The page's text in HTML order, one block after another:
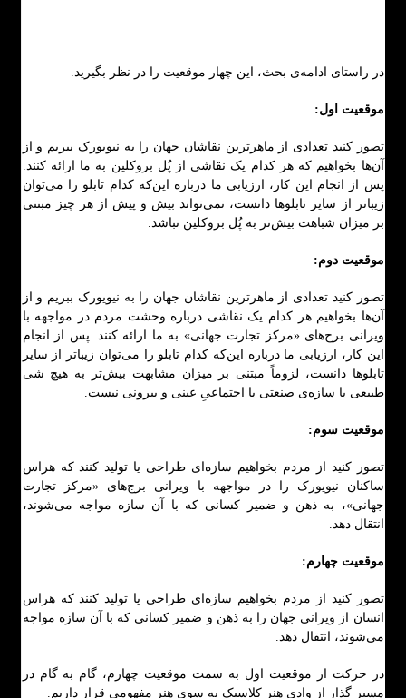
در راستای ادامه‌ی بحث، این چهار موقعیت را در نظر بگیرید.
موقعیت اول:
تصور کنید تعدادی از ماهرترین نقاشان جهان را به نیویورک ببریم و از
آن‌ها بخواهیم که هر کدام یک نقاشی از پُل بروکلین به ما ارائه کنند.
پس از انجام این کار، ارزیابی ما درباره این‌که کدام تابلو را می‌توان
زیباتر از سایر تابلوها دانست، نمی‌تواند بیش و پیش از هر چیز مبتنی
بر میزان شباهت بیش‌تر به پُل بروکلین نباشد.
موقعیت دوم:
تصور کنید تعدادی از ماهرترین نقاشان جهان را به نیویورک ببریم و از
آن‌ها بخواهیم هر کدام یک نقاشی درباره وحشت مردم در مواجهه با
ویرانی برج‌های «مرکز تجارت جهانی» به ما ارائه کنند. پس از انجام
این کار، ارزیابی ما درباره این‌که کدام تابلو را می‌توان زیباتر از سایر
تابلوها دانست، لزوماً مبتنی بر میزان مشابهت بیش‌تر به هیچ شی
طبیعی یا سازه‌ی صنعتی یا اجتماعیِ عینی و بیرونی نیست.
موقعیت سوم:
تصور کنید از مردم بخواهیم سازه‌ای طراحی یا تولید کنند که هراس
ساکنان نیویورک را در مواجهه با ویرانی برج‌های «مرکز تجارت
جهانی»، به ذهن و ضمیر کسانی که با آن سازه مواجه می‌شوند،
انتقال دهد.
موقعیت چهارم:
تصور کنید از مردم بخواهیم سازه‌ای طراحی یا تولید کنند که هراس
انسان از ویرانی جهان را به ذهن و ضمیر کسانی که با آن سازه مواجه
می‌شوند، انتقال دهد.
در حرکت از موقعیت اول به سمت موقعیت چهارم، گام به گام در
مسیر گذار از وادی هنرِ کلاسیک به سوی هنر مفهومی قرار داریم.